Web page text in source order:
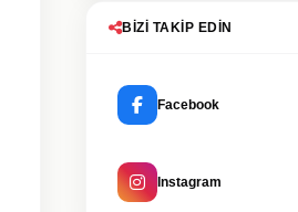
BIZI TAKIP EDIN
Facebook
Instagram